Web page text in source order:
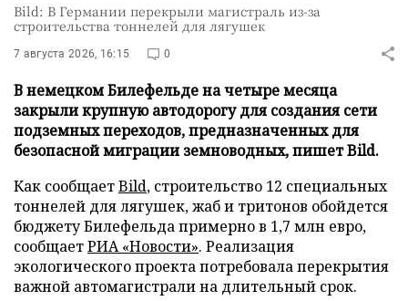
Bild: В Германии перекрыли магистраль из-за
строительства тоннелей для лягушек
7 августа 2026, 16:15 0
В немецком Билефельде на четыре месяца
закрыли крупную автодорогу для создания сети
подземных переходов, предназначенных для
безопасной миграции земноводных, пишет Bild.
Как сообщаетBild, строительство 12 специальных
тоннелей для лягушек, жаб и тритонов обойдется
бюджету Билефельда примерно в 1,7 млн евро,
сообщаетРИА «Новости». Реализация
экологического проекта потребовала перекрытия
важной автомагистрали на длительный срок.